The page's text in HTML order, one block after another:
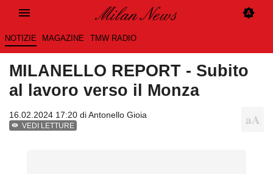
NOTIZIE MAGAZINE TMW RADIO
MILANELLO REPORT - Subito
al lavoro verso il Monza
16.02.2024 17:20 diAntonello Gioia
VEDI LETTURE